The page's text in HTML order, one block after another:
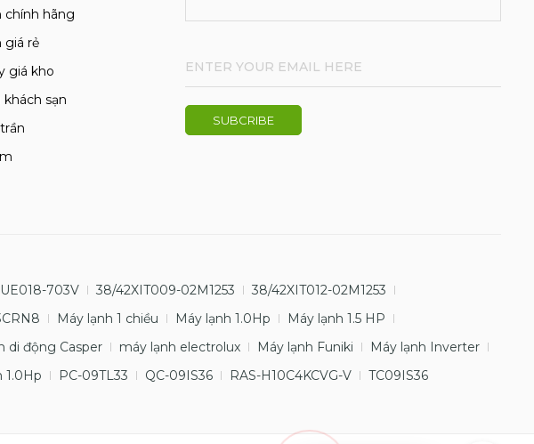
chính hãng
giá rẻ
giá kho
sạn
703V 38/42XIT009-02M1253
38/42XIT012-02M1253
Máy lạnh 1 chiều Máy lạnh 1.0Hp
Máy lạnh 1.5 HP
di động Casper máy lạnh electrolux Máy lạnh Funiki
Máy lạnh Inverter
1.0Hp PC-09TL33 QC-09IS36 RAS-H10C4KCVG-V TC09IS36